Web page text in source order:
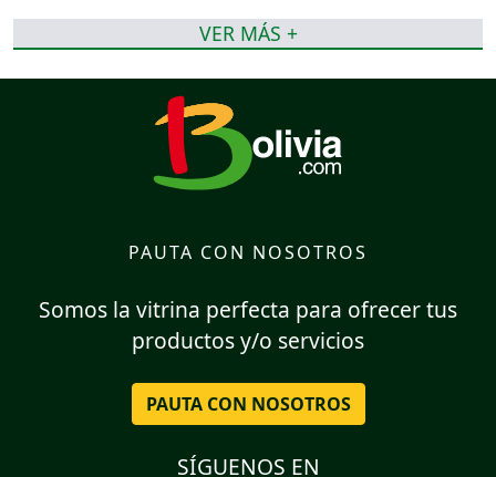
VER MÁS +
PAUTA CON NOSOTROS
Somos la vitrina perfecta para ofrecer tus
productos y/o servicios
PAUTA CON NOSOTROS
SÍGUENOS EN